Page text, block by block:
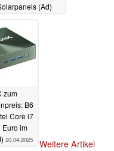
(Ad)
zum
B6
Core i7
Euro im
20.04.2025
Weitere Artikel